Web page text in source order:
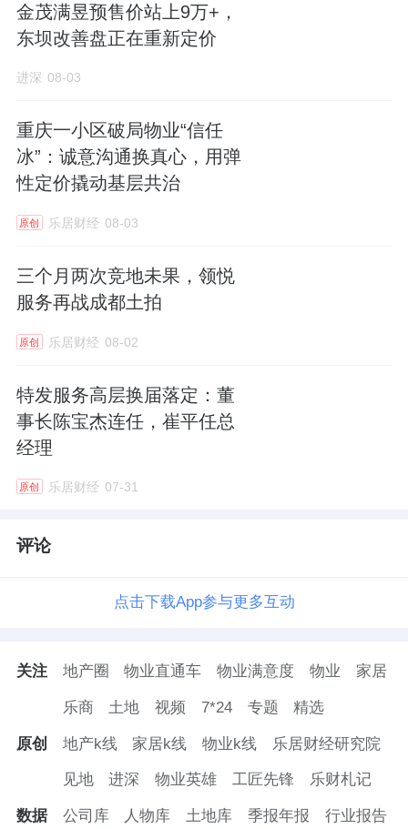
金茂满昱预售价站上9万+，
东坝改善盘正在重新定价
进深 08-03
重庆一小区破局物业“信任
冰”：诚意沟通换真心，用弹
性定价撬动基层共治
原创 乐居财经 08-03
三个月两次竞地未果，领悦
服务再战成都土拍
原创 乐居财经 08-02
特发服务高层换届落定：董
事长陈宝杰连任，崔平任总
经理
原创 乐居财经 07-31
评论
点击下载App参与更多互动
关注 地产圈 物业直通车 物业满意度 物业 家居
乐商 土地 视频 7*24 专题 精选
原创 地产k线 家居k线 物业k线 乐居财经研究院
见地 进深 物业英雄 工匠先锋 乐财札记
数据 公司库 人物库 土地库 季报年报 行业报告